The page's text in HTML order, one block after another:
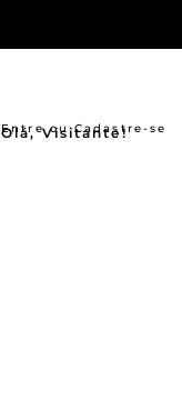
Olá, Visitante!
Entre ou Cadastre-se